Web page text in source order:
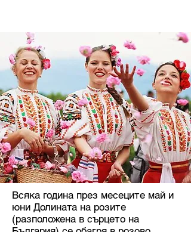
Всяка година през месеците май и
юни Долината на розите
(разположена в сърцето на